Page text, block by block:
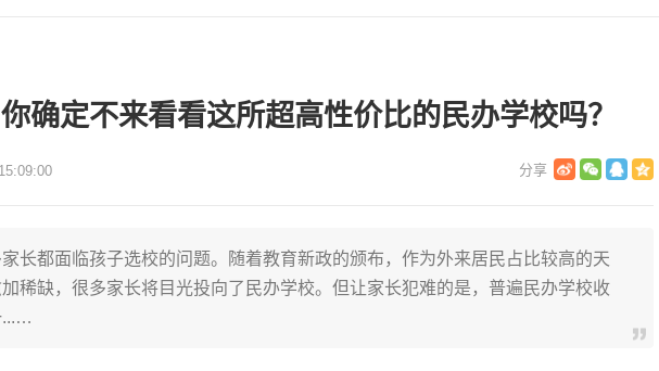
确定不来看看这所超高性价比的民办学校吗？
长都面临孩子选校的问题。随着教育新政的颁布，作为外来居民占比较高的天
稀缺，很多家长将目光投向了民办学校。但让家长犯难的是，普遍民办学校收
...…